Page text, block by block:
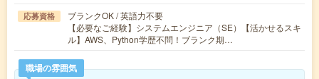
応募資格
ブランクOK / 英語力不要
【必要なご経験】システムエンジニア（SE）【活かせるスキ
ル】AWS、Python学歴不問！ブランク期…
職場の雰囲気